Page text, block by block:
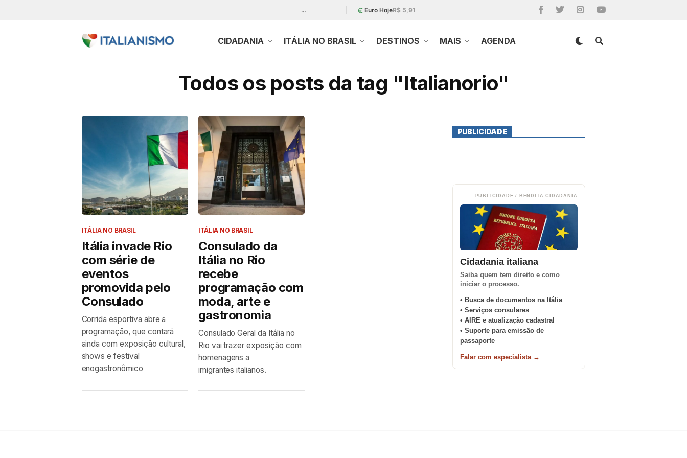
… Euro HojeR$ 5,91
CIDADANIA ITÁLIA NO BRASIL DESTINOS MAIS AGENDA
Todos os posts da tag "Italianorio"
ITÁLIA NO BRASIL
Itália invade Rio
com série de
eventos
promovida pelo
Consulado
Corrida esportiva abre a
programação, que contará
ainda com exposição cultural,
shows e festival
enogastronômico
ITÁLIA NO BRASIL
Consulado da
Itália no Rio
recebe
programação com
moda, arte e
gastronomia
Consulado Geral da Itália no
Rio vai trazer exposição com
homenagens a
imigrantes italianos.
PUBLICIDADE
PUBLICIDADE / BENDITA CIDADANIA
Cidadania italiana
Saiba quem tem direito e como
iniciar o processo.
• Busca de documentos na Itália
• Serviços consulares
• AIRE e atualização cadastral
• Suporte para emissão de
passaporte
Falar com especialista →